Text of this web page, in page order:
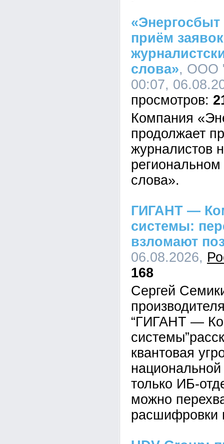
приём
слова», ООО
00:07,
Компания
продолжает
журналистов
слова».
ГИГАНТ —
системы:
взломают
06.08.2026,
168
Сергей
“ГИГАНТ —
квантовая
только ИБ-
можно
расшифровки